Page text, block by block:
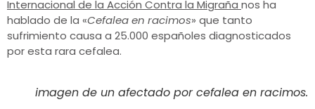
Internacional de la Acción Contra la Migraña nos ha
hablado de la «Cefalea en racimos» que tanto
sufrimiento causa a 25.000 españoles diagnosticados
por esta rara cefalea.
imagen de un afectado por cefalea en racimos.